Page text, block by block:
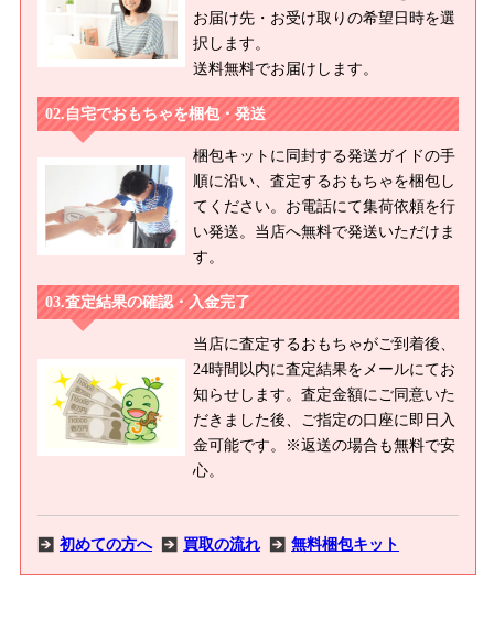
お届け先・お受け取りの希望日時を選
択します。
送料無料でお届けします。
自宅でおもちゃを梱包・発送
梱包キットに同封する発送ガイドの手
順に沿い、査定するおもちゃを梱包し
てください。お電話にて集荷依頼を行
い発送。当店へ無料で発送いただけま
す。
査定結果の確認・入金完了
当店に査定するおもちゃがご到着後、
24時間以内に査定結果をメールにてお
知らせします。査定金額にご同意いた
だきました後、ご指定の口座に即日入
金可能です。※返送の場合も無料で安
心。
初めての方へ 買取の流れ 無料梱包キット